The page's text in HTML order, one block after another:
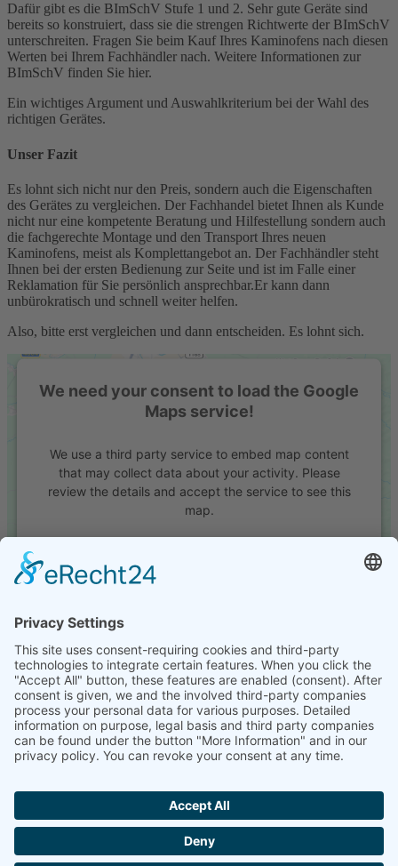
Dafür gibt es die BImSchV Stufe 1 und 2. Sehr gute Geräte sind
bereits so konstruiert, dass sie die strengen Richtwerte der BImSchV
unterschreiten. Fragen Sie beim Kauf Ihres Kaminofens nach diesen
Werten bei Ihrem Fachhändler nach. Weitere Informationen zur
BImSchV finden Sie hier.
Ein wichtiges Argument und Auswahlkriterium bei der Wahl des
richtigen Gerätes.
Unser Fazit
Es lohnt sich nicht nur den Preis, sondern auch die Eigenschaften
des Gerätes zu vergleichen. Der Fachhandel bietet Ihnen als Kunde
nicht nur eine kompetente Beratung und Hilfestellung sondern auch
die fachgerechte Montage und den Transport Ihres neuen
Kaminofens, meist als Komplettangebot an. Der Fachhändler steht
Ihnen bei der ersten Bedienung zur Seite und ist im Falle einer
Reklamation für Sie persönlich ansprechbar.Er kann dann
unbürokratisch und schnell weiter helfen.
Also, bitte erst vergleichen und dann entscheiden. Es lohnt sich.
We need your consent to load the Google
Maps service!
We use a third party service to embed map content
that may collect data about your activity. Please
review the details and accept the service to see this
map.
powered by
Platform&eRecht24
Im handwerklichen Kamin- und Ofenbau haben wir 20 Jahre
Erfahrung in der Planung, Bau und Wartung von Feuerstellen aller
Art.
Matthias Kupke
Gronenfelder Weg 38
15234 Frankfurt (Oder)
info@kupke-kamine.de
Copyright © 2020